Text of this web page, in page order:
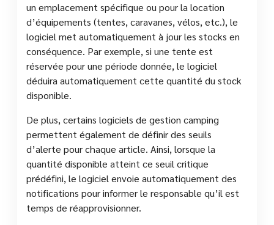
un emplacement spécifique ou pour la location
d’équipements (tentes, caravanes, vélos, etc.), le
logiciel met automatiquement à jour les stocks en
conséquence. Par exemple, si une tente est
réservée pour une période donnée, le logiciel
déduira automatiquement cette quantité du stock
disponible.
De plus, certains logiciels de gestion camping
permettent également de définir des seuils
d’alerte pour chaque article. Ainsi, lorsque la
quantité disponible atteint ce seuil critique
prédéfini, le logiciel envoie automatiquement des
notifications pour informer le responsable qu’il est
temps de réapprovisionner.